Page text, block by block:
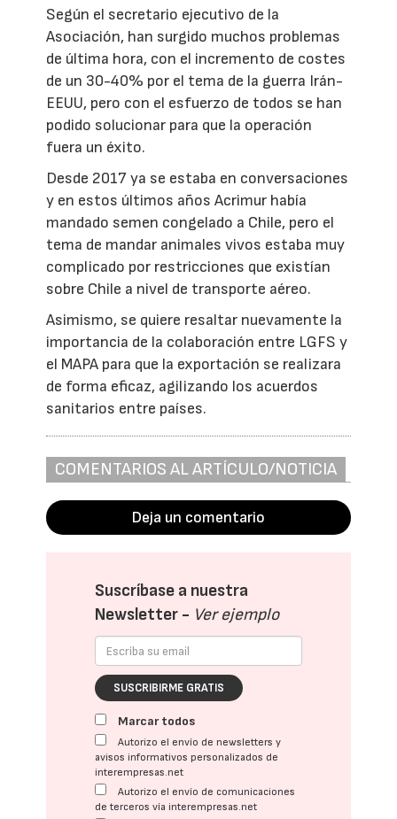
Según el secretario ejecutivo de la
Asociación, han surgido muchos problemas
de última hora, con el incremento de costes
de un 30-40% por el tema de la guerra Irán-
EEUU, pero con el esfuerzo de todos se han
podido solucionar para que la operación
fuera un éxito.
Desde 2017 ya se estaba en conversaciones
y en estos últimos años Acrimur había
mandado semen congelado a Chile, pero el
tema de mandar animales vivos estaba muy
complicado por restricciones que existían
sobre Chile a nivel de transporte aéreo.
Asimismo, se quiere resaltar nuevamente la
importancia de la colaboración entre LGFS y
el MAPA para que la exportación se realizara
de forma eficaz, agilizando los acuerdos
sanitarios entre países.
COMENTARIOS AL ARTÍCULO/NOTICIA
Deja un comentario
Suscríbase a nuestra
Newsletter - Ver ejemplo
SUSCRIBIRME GRATIS
Marcar todos
Autorizo el envío de newsletters y
avisos informativos personalizados de
interempresas.net
Autorizo el envío de comunicaciones
de terceros vía interempresas.net